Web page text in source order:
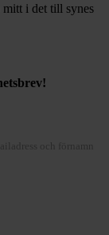
mitt i det till synes
och förnamn